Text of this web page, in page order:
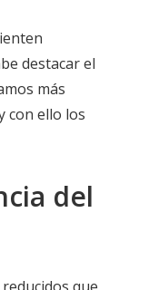
destacar el
más
con ello los
del